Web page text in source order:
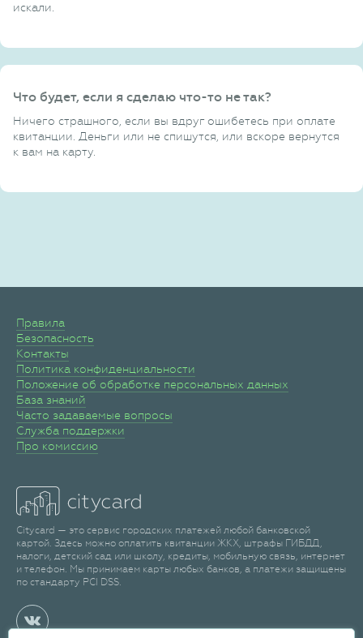
искали.
Что будет, если я сделаю что-то не так?
Ничего страшного, если вы вдруг ошибетесь при оплате
квитанции. Деньги или не спишутся, или вскоре вернутся
к вам на карту.
Правила
Безопасность
Контакты
Политика конфиденциальности
Положение об обработке персональных данных
База знаний
Часто задаваемые вопросы
Служба поддержки
Про комиссию
Citycard — это сервис городских платежей любой банковской
картой. Здесь можно оплатить квитанции ЖКХ, штрафы ГИБДД,
налоги, детский сад или школу, кредиты, мобильную связь, интернет
и телефон. Мы принимаем карты любых банков, а платежи защищены
по стандарту PCI DSS.